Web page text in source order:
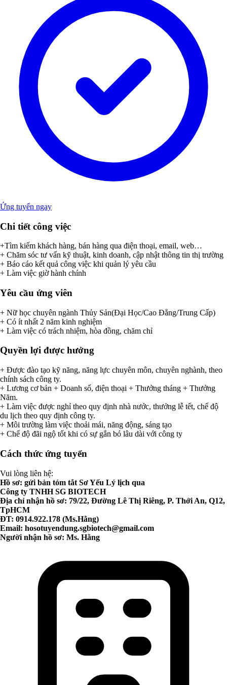
Ứng tuyển ngay
Chi tiết công việc
+Tìm kiếm khách hàng, bán hàng qua điện thoại, email, web…
+ Chăm sóc tư vấn kỹ thuật, kinh doanh, cập nhật thông tin thị trường
+ Báo cáo kết quả công việc khi quản lý yêu cầu
+ Làm việc giờ hành chính
Yêu cầu ứng viên
+ Nữ học chuyên ngành Thủy Sản(Đại Học/Cao Đẳng/Trung Cấp)
+ Có ít nhất 2 năm kinh nghiệm
+ Làm việc có trách nhiệm, hòa đồng, chăm chỉ
Quyền lợi được hưởng
+ Được đào tạo kỹ năng, năng lực chuyên môn, chuyên nghành, theo
chính sách công ty.
+ Lương cơ bản + Doanh số, điện thoại + Thưởng tháng + Thưởng
Năm.
+ Làm việc được nghỉ theo quy định nhà nước, thưởng lễ tết, chế độ
du lịch theo quy định công ty.
+ Môi trường làm việc thoải mái, năng động, sáng tạo
+ Chế độ đãi ngộ tốt khi có sự gắn bó lâu dài với công ty
Cách thức ứng tuyển
Vui lòng liên hệ:
Hồ sơ: gửi bản tóm tắt Sơ Yếu Lý lịch qua
Công ty TNHH SG BIOTECH
Địa chỉ nhận hồ sơ: 79/22, Đường Lê Thị Riêng, P. Thới An, Q12,
TpHCM
ĐT: 0914.922.178 (Ms.Hằng)
Email: hosotuyendung.sgbiotech@gmail.com
Người nhận hồ sơ: Ms. Hằng